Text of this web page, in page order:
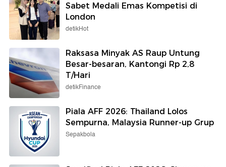
Sabet Medali Emas Kompetisi di
London
detikHot
Raksasa Minyak AS Raup Untung
Besar-besaran, Kantongi Rp 2,8
T/Hari
detikFinance
Piala AFF 2026: Thailand Lolos
Sempurna, Malaysia Runner-up Grup
Sepakbola